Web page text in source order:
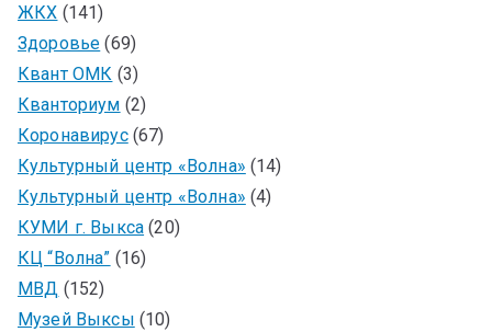
ЖКХ (141)
Здоровье (69)
Квант ОМК (3)
Кванториум (2)
Коронавирус(67)
Культурный центр «Волна» (14)
Культурный центр «Волна» (4)
КУМИ г. Выкса (20)
КЦ “Волна” (16)
МВД (152)
Музей Выксы (10)